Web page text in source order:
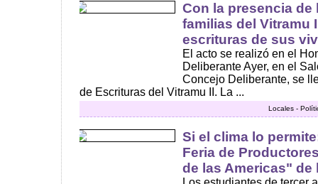
Con la presencia de
familias del Vitramu
escrituras de sus
El acto se realizó en el
Deliberante Ayer, en el
Concejo Deliberante, se
de Escrituras del Vitramu II. La ...
Locales -
Si el clima lo
Feria de
de las Americas" de